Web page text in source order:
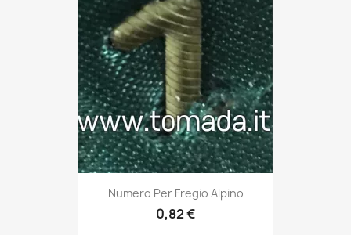
 Anteprima
Numero Per Fregio Alpino
0,82 €